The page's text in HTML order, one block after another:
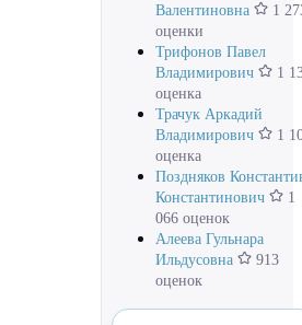
Валентиновна
1
оценки
Трифонов Павел
Владимирович
1
оценка
Трачук Аркадий
Владимирович
1
оценка
Поздняков
Константинович
1
066 оценок
Алеева Гульнара
Ильдусовна
913
оценок